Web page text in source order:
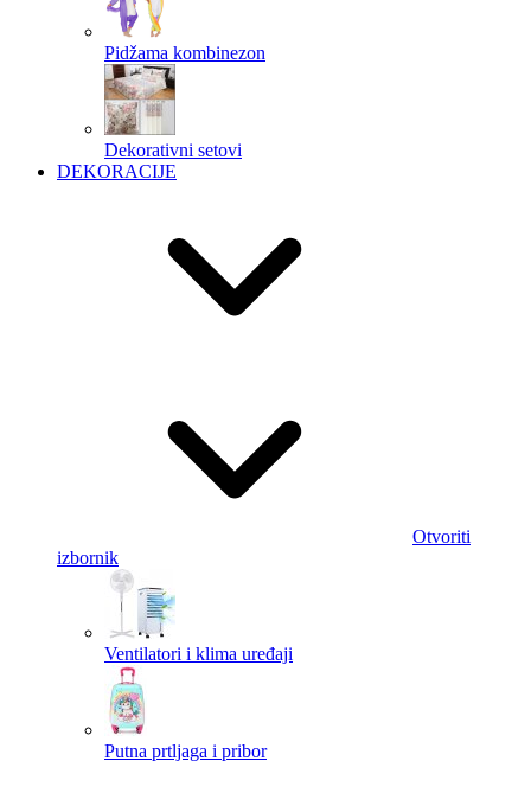
Pidžama kombinezon
Dekorativni setovi
DEKORACIJE
Otvoriti
izbornik
Ventilatori i klima uređaji
Putna prtljaga i pribor